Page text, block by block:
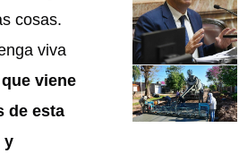
cosas.
viva
viene
de esta
y